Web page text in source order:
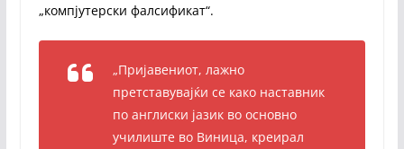
„компјутерски фалсификат“.
„Пријавениот, лажно
претставувајќи се како наставник
по англиски јазик во основно
училиште во Виница, креирал